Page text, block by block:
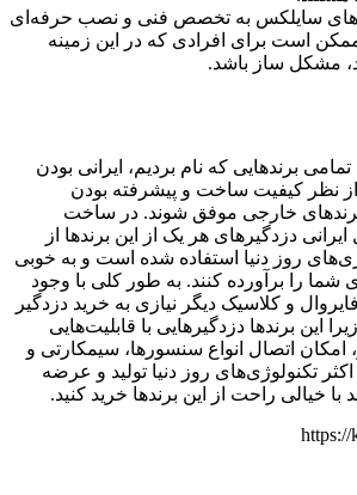
سایلکس به تخصص فنی و نصب حرفه‌ای
ممکن است برای افرادی که در این زمینه
مشکل ساز باشد.
برندهایی که نام بردیم، ایرانی بودن
از نظر کیفیت ساخت و پیشرفته بودن
برندهای خارجی موفق شوند. در ساخت
دزدگیرهای هر یک از این برندها از
روز دنیا استفاده شده است و به خوبی
شما را برآورده کنند. به طور کلی با وجود
و کلاسیک دیگر نیازی به خرید دزدگیر
این برندها دزدگیرهایی با قابلیت‌هایی
امکان اتصال انواع سنسورها، سیمکارتی و
تکنولوژی‌های روز دنیا تولید و عرضه
با خیالی راحت از این برندها خرید کنید.
https://